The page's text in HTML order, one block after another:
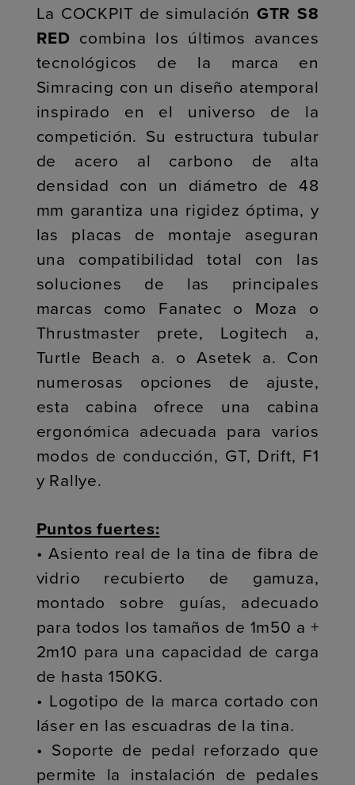
La COCKPIT de simulación GTR S8
RED combina los últimos avances
tecnológicos de la marca en
Simracing con un diseño atemporal
inspirado en el universo de la
competición. Su estructura tubular
de acero al carbono de alta
densidad con un diámetro de 48
mm garantiza una rigidez óptima, y
las placas de montaje aseguran
una compatibilidad total con las
soluciones de las principales
marcas como Fanatec o Moza o
Thrustmaster prete, Logitech a,
Turtle Beach a. o Asetek a. Con
numerosas opciones de ajuste,
esta cabina ofrece una cabina
ergonómica adecuada para varios
modos de conducción, GT, Drift, F1
y Rallye.
Puntos fuertes:
• Asiento real de la tina de fibra de
vidrio recubierto de gamuza,
montado sobre guías, adecuado
para todos los tamaños de 1m50 a +
2m10 para una capacidad de carga
de hasta 150KG.
• Logotipo de la marca cortado con
láser en las escuadras de la tina.
• Soporte de pedal reforzado que
permite la instalación de pedales